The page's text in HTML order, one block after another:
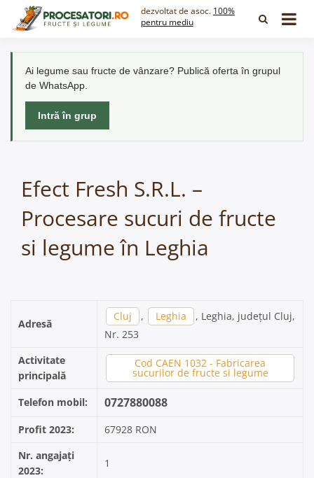
dezvoltat de asoc. 100%
pentru mediu
Ai legume sau fructe de vânzare? Publică oferta în grupul
de WhatsApp.
Intră în grup
Efect Fresh S.R.L. –
Procesare sucuri de fructe
si legume în Leghia
Adresă
Cluj , Leghia
, Leghia, județul Cluj,
Nr. 253
Activitate
principală
Cod CAEN 1032 - Fabricarea
sucurilor de fructe si legume
Telefon mobil: 0727880088
Profit 2023:
67928 RON
Nr. angajați
2023:
1